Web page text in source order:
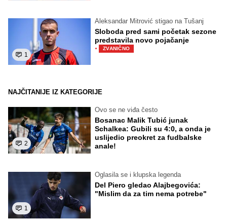
1
Aleksandar Mitrović stigao na Tušanj
Sloboda pred sami početak sezone
predstavila novo pojačanje
· ZVANIČNO
NAJČITANIJE IZ KATEGORIJE
2
Ovo se ne viđa često
Bosanac Malik Tubić junak
Schalkea: Gubili su 4:0, a onda je
uslijedio preokret za fudbalske
anale!
1
Oglasila se i klupska legenda
Del Piero gledao Alajbegovića:
"Mislim da za tim nema potrebe"